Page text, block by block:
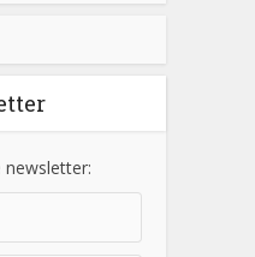
newsletter: